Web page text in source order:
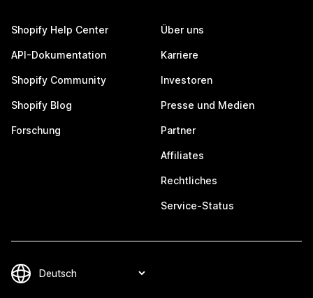
Shopify Help Center
API-Dokumentation
Shopify Community
Shopify Blog
Forschung
Über uns
Karriere
Investoren
Presse und Medien
Partner
Affiliates
Rechtliches
Service-Status